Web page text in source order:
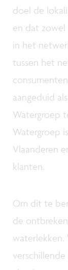
doel de
en dat zowel
in het
tussen het
aangeduid
Watergroep
Watergroep
Vlaanderen
klanten.
Om dit te
de
waterlekken.